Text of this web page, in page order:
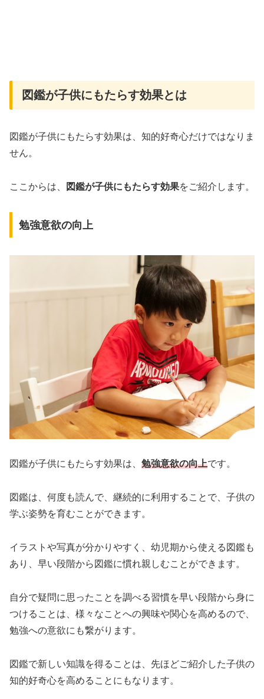
図鑑が子供にもたらす効果とは
図鑑が子供にもたらす効果は、知的好奇心だけではなりま
せん。
ここからは、 図鑑が子供にもたらす効果をご紹介します。
勉強意欲の向上
図鑑が子供にもたらす効果は、 勉強意欲の向上です。
図鑑は、何度も読んで、継続的に利用することで、子供の
学ぶ姿勢を育むことができます。
イラストや写真が分かりやすく、幼児期から使える図鑑も
あり、早い段階から図鑑に慣れ親しむことができます。
自分で疑問に思ったことを調べる習慣を早い段階から身に
つけることは、様々なことへの興味や関心を高めるので、
勉強への意欲にも繋がります。
図鑑で新しい知識を得ることは、先ほどご紹介した子供の
知的好奇心を高めることにもなります。